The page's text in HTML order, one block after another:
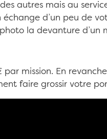
autres mais au
échange d’un peu de
la devanture d’un
mission. En
faire grossir votre